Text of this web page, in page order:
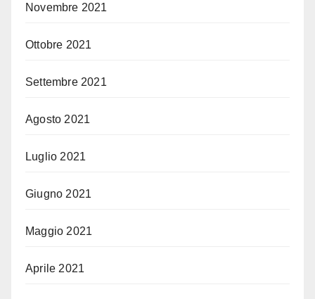
Novembre 2021
Ottobre 2021
Settembre 2021
Agosto 2021
Luglio 2021
Giugno 2021
Maggio 2021
Aprile 2021